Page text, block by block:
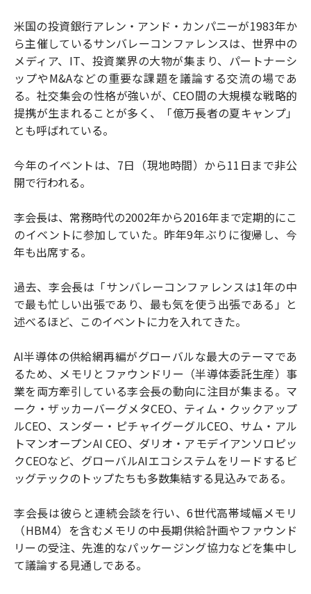
米国の投資銀行アレン・アンド・カンパニーが1983年か
ら主催しているサンバレーコンファレンスは、世界中の
メディア、IT、投資業界の大物が集まり、パートナーシ
ップやM&Aなどの重要な課題を議論する交流の場であ
る。社交集会の性格が強いが、CEO間の大規模な戦略的
提携が生まれることが多く、「億万長者の夏キャンプ」
とも呼ばれている。
今年のイベントは、7日（現地時間）から11日まで非公
開で行われる。
李会長は、常務時代の2002年から2016年まで定期的にこ
のイベントに参加していた。昨年9年ぶりに復帰し、今
年も出席する。
過去、李会長は「サンバレーコンファレンスは1年の中
で最も忙しい出張であり、最も気を使う出張である」と
述べるほど、このイベントに力を入れてきた。
AI半導体の供給網再編がグローバルな最大のテーマであ
るため、メモリとファウンドリー（半導体委託生産）事
業を両方牽引している李会長の動向に注目が集まる。マ
ーク・ザッカーバーグメタCEO、ティム・クックアップ
ルCEO、スンダー・ピチャイグーグルCEO、サム・アル
トマンオープンAI CEO、ダリオ・アモデイアンソロピッ
クCEOなど、グローバルAIエコシステムをリードするビ
ッグテックのトップたちも多数集結する見込みである。
李会長は彼らと連続会談を行い、6世代高帯域幅メモリ
（HBM4）を含むメモリの中長期供給計画やファウンド
リーの受注、先進的なパッケージング協力などを集中し
て議論する見通しである。